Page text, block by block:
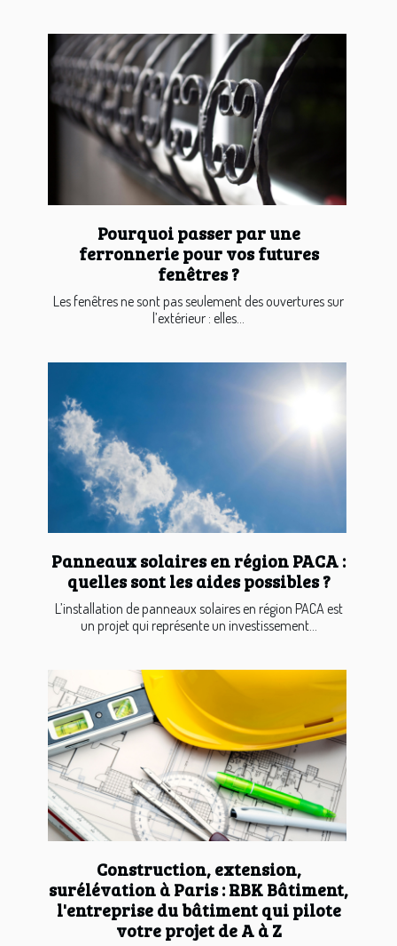
Pourquoi passer par une
ferronnerie pour vos futures
fenêtres ?
Les fenêtres ne sont pas seulement des ouvertures sur
l’extérieur : elles...
Panneaux solaires en région PACA :
quelles sont les aides possibles ?
L’installation de panneaux solaires en région PACA est
un projet qui représente un investissement...
Construction, extension,
surélévation à Paris : RBK Bâtiment,
l'entreprise du bâtiment qui pilote
votre projet de A à Z